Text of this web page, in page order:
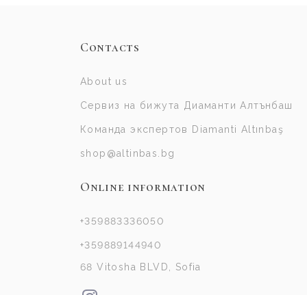
Contacts
About us
Сервиз на бижута Диаманти Алтънбаш
Команда экспертов Diamanti Altınbaş
shop@altinbas.bg
Online information
+359883336050
+359889144940
68 Vitosha BLVD, Sofia